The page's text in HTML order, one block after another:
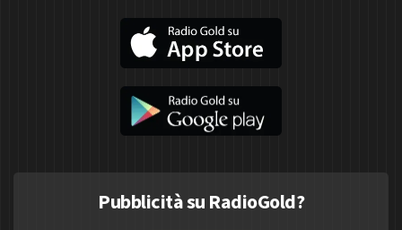
Pubblicità su RadioGold?